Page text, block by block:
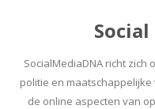
SocialMediaDNA richt
politie en
de online aspecten van